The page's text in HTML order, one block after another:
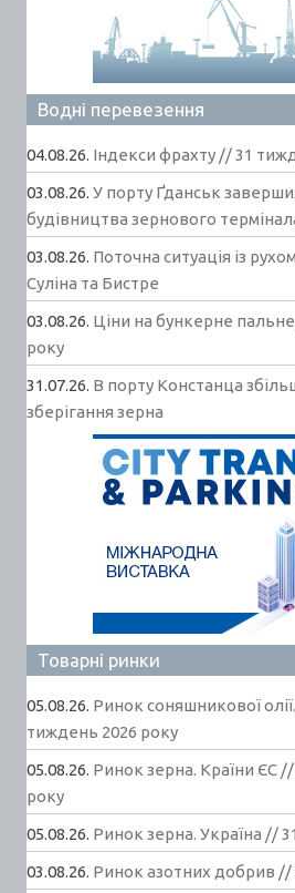
Водні перевезення
04.08.26. Індекси фрахту // 31
03.08.26. У порту Ґданськ
будівництва зернового
03.08.26. Поточна ситуація із
Суліна та Бистре
03.08.26. Ціни на бункерне
року
31.07.26. В порту Констанца
зберігання зерна
Товарні ринки
05.08.26. Ринок соняшникової
тиждень 2026 року
05.08.26. Ринок зерна. Країни ЄС
року
05.08.26. Ринок зерна. Україна //
03.08.26. Ринок азотних добрив //